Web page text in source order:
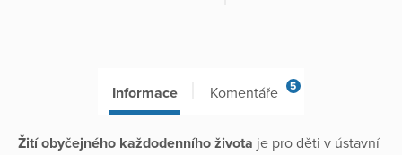
Informace Komentáře 5
Žití obyčejného každodenního života je pro děti v ústavní